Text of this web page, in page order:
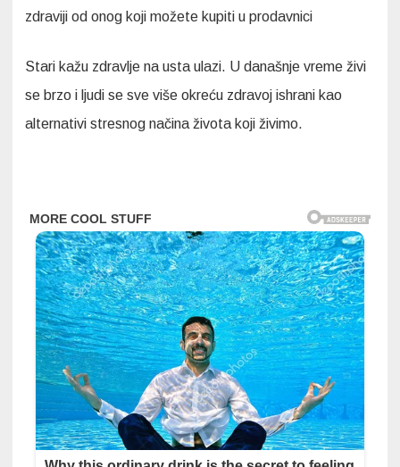
zdraviji od onog koji možete kupiti u prodavnici
Stari kažu zdravlje na usta ulazi. U današnje vreme živi
se brzo i ljudi se sve više okreću zdravoj ishrani kao
alternativi stresnog načina života koji živimo.